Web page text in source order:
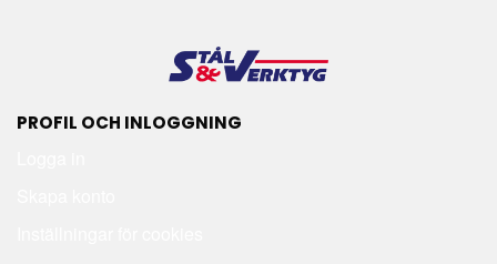
PROFIL OCH INLOGGNING